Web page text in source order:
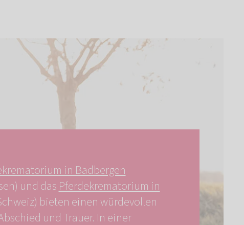
in Badbergen
und das Pferdekrematorium in
bieten einen würdevollen
und Trauer. In einer